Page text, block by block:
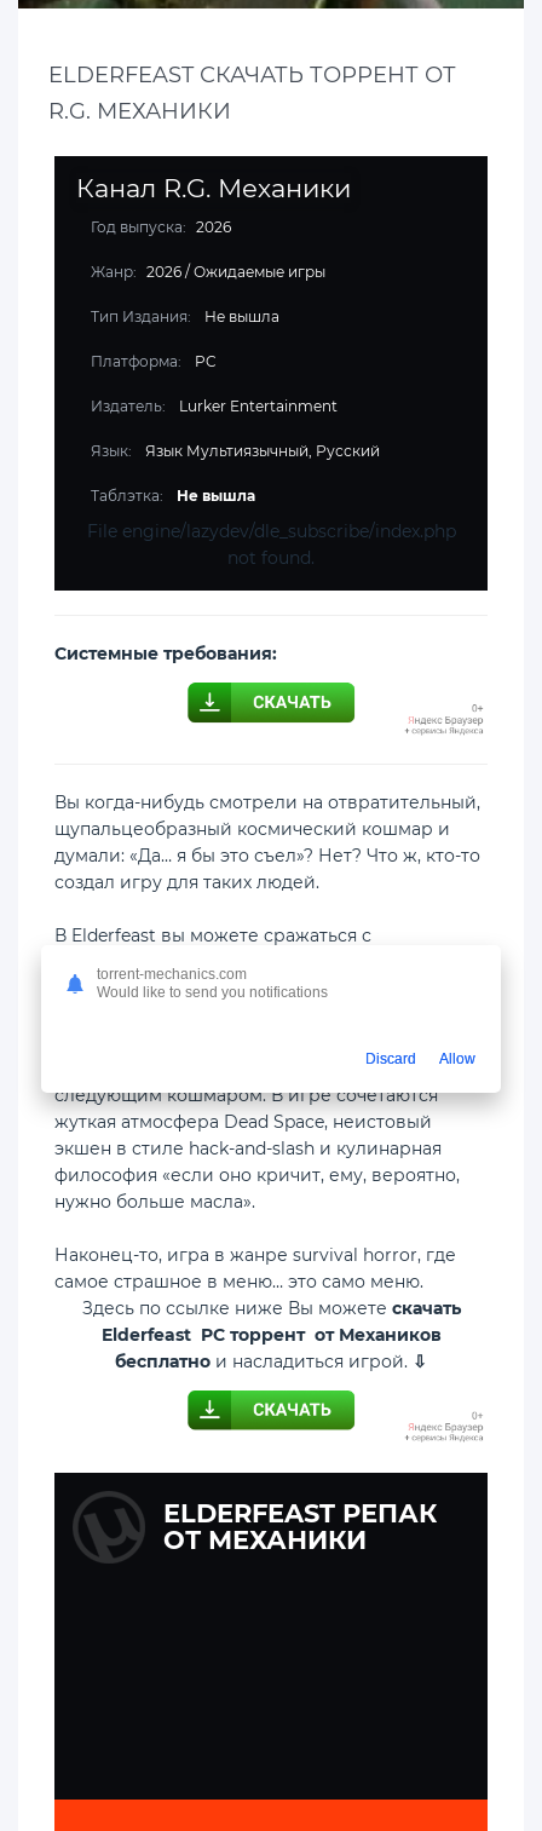
ELDERFEAST СКАЧАТЬ ТОРРЕНТ ОТ
R.G. МЕХАНИКИ
Канал R.G. Механики
Год выпуска: 2026
Жанр: 2026 / Ожидаемые игры
Тип Издания: Не вышла
Платформа: PC
Издатель: Lurker Entertainment
Язык: Язык Мультиязычный, Русский
Таблэтка: Не вышла
File engine/lazydev/dle_subscribe/index.php
not found.
Cистемные требования:
Вы когда-нибудь смотрели на отвратительный,
щупальцеобразный космический кошмар и
думали: «Да… я бы это съел»? Нет? Что ж, кто-то
создал игру для таких людей.
В Elderfeast вы можете сражаться с
друзьями. Выслеживайте гротескных
которые сделают вас сильнее перед
следующим кошмаром. В игре сочетаются
жуткая атмосфера Dead Space, неистовый
экшен в стиле hack-and-slash и кулинарная
философия «если оно кричит, ему, вероятно,
нужно больше масла».
Наконец-то, игра в жанре survival horror, где
самое страшное в меню… это само меню.
Здесь по ссылке ниже Вы можете скачать
Elderfeast PC торрент от Механиков
бесплатно и насладиться игрой. ⇩
ELDERFEAST РЕПАК
ОТ МЕХАНИКИ
torrent-mechanics.com
Would like to send you notifications
Discard Allow